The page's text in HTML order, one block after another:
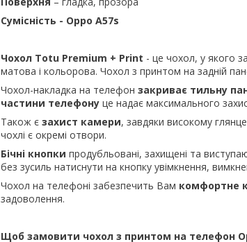
Сумісність - Oppo A57s
Чохол Totu Premium + Print - це чохол, у якого
матова і кольорова. Чохол з принтом на задній
Чохол-накладка на телефон закриває тильну
частини телефону це надає максимального
Також є захист камери, завдяки високому
чохлі є окремі отвори.
Бічні кнопки продубльовані, захищені та
без зусиль натиснути на кнопку увімкнення,
Чохол на телефоні забезпечить Вам комфортне
задоволення.
Щоб замовити чохол з принтом на телефон